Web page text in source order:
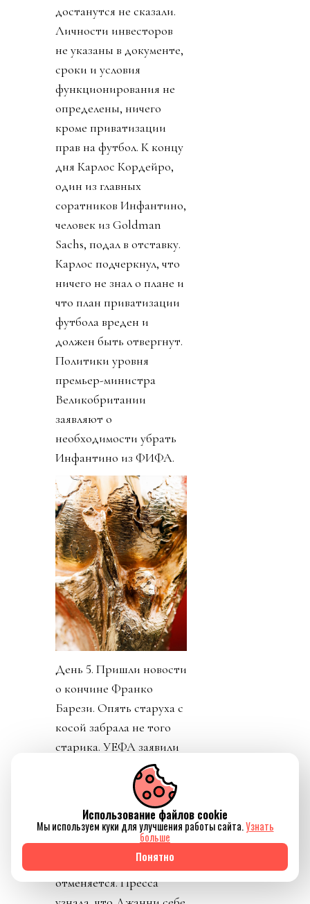
достанутся не сказали.
Личности инвесторов
не указаны в документе,
сроки и условия
функционирования не
определены, ничего
кроме приватизации
прав на футбол. К концу
дня Карлос Кордейро,
один из главных
соратников Инфантино,
человек из Goldman
Sachs, подал в отставку.
Карлос подчеркнул, что
ничего не знал о плане и
что план приватизации
футбола вреден и
должен быть отвергнут.
Политики уровня
премьер-министра
Великобритании
заявляют о
необходимости убрать
Инфантино из ФИФА.
День 5. Пришли новости
о кончине Франко
Барези. Опять старуха с
косой забрала не того
старика. УЕФА заявили
о потере доверия к
Инфантино. Как
говорится, Борман
понял, что проиграл. На
пятый день Инфантино
заявил, что план
отменяется. Пресса
Использование файлов cookie
Мы используем куки для улучшения работы сайта.Узнать
больше
Понятно